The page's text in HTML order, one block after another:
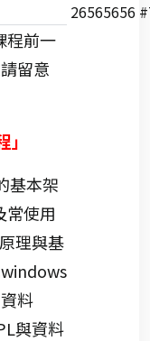
26565656
程前一
留意
基本架
常使用
理與基
料
與資料